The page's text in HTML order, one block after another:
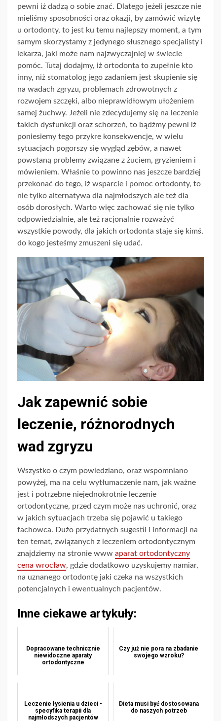
pewni iż dadzą o sobie znać. Dlatego jeżeli jeszcze nie
mieliśmy sposobności oraz okazji, by zamówić wizytę
u ortodonty, to jest ku temu najlepszy moment, a tym
samym skorzystamy z jedynego słusznego specjalisty i
lekarza, jaki może nam najzwyczajniej w świecie
pomóc. Tutaj dodajmy, iż ortodonta to zupełnie kto
inny, niż stomatolog jego zadaniem jest skupienie się
na wadach zgryzu, problemach zdrowotnych z
rozwojem szczęki, albo nieprawidłowym ułożeniem
samej żuchwy. Jeżeli nie zdecydujemy się na leczenie
takich dysfunkcji oraz schorzeń, to bądźmy pewni iż
poniesiemy tego przykre konsekwencje, w wielu
sytuacjach pogorszy się wygląd zębów, a nawet
powstaną problemy związane z żuciem, gryzieniem i
mówieniem. Właśnie to powinno nas jeszcze bardziej
przekonać do tego, iż wsparcie i pomoc ortodonty, to
nie tylko alternatywa dla najmłodszych ale też dla
osób dorosłych. Warto więc zachować się nie tylko
odpowiedzialnie, ale też racjonalnie rozważyć
wszystkie powody, dla jakich ortodonta staje się kimś,
do kogo jesteśmy zmuszeni się udać.
Jak zapewnić sobie
leczenie, różnorodnych
wad zgryzu
Wszystko o czym powiedziano, oraz wspomniano
powyżej, ma na celu wytłumaczenie nam, jak ważne
jest i potrzebne niejednokrotnie leczenie
ortodontyczne, przed czym może nas uchronić, oraz
w jakich sytuacjach trzeba się pojawić u takiego
fachowca. Dużo przydatnych sugestii i informacji na
ten temat, związanych z leczeniem ortodontycznym
znajdziemy na stronie www aparat ortodontyczny
cena wrocław, gdzie dodatkowo uzyskujemy namiar,
na uznanego ortodontę jaki czeka na wszystkich
potencjalnych i ewentualnych pacjentów.
Inne ciekawe artykuły:
Dopracowane technicznie
niewidoczne aparaty
ortodontyczne
Czy już nie pora na zbadanie
swojego wzroku?
Leczenie łysienia u dzieci -
specyfika terapii dla
najmłodszych pacjentów
Dieta musi być dostosowana
do naszych potrzeb